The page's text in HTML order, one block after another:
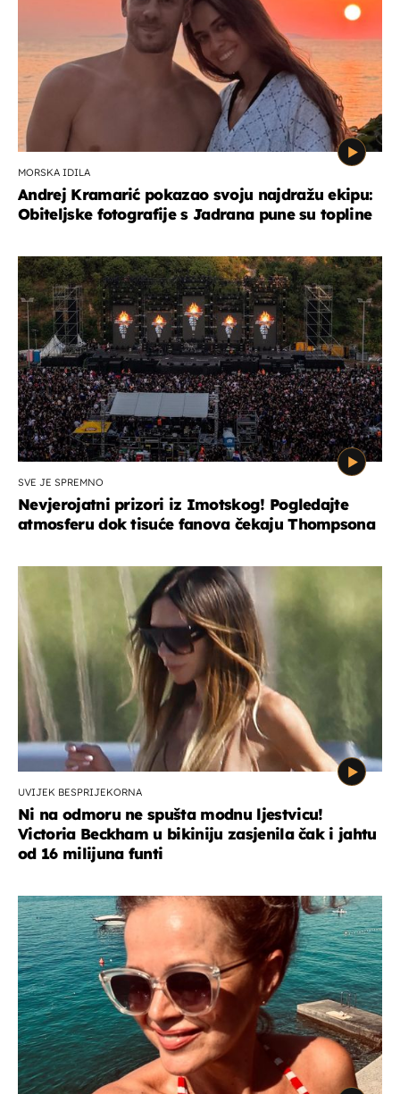
MORSKA IDILA
Andrej Kramarić pokazao svoju najdražu ekipu:
Obiteljske fotografije s Jadrana pune su topline
SVE JE SPREMNO
Nevjerojatni prizori iz Imotskog! Pogledajte
atmosferu dok tisuće fanova čekaju Thompsona
UVIJEK BESPRIJEKORNA
Ni na odmoru ne spušta modnu ljestvicu!
Victoria Beckham u bikiniju zasjenila čak i jahtu
od 16 milijuna funti